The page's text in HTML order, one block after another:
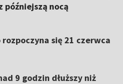
późniejszą nocą
się 21 czerwca
9 godzin dłuższy niż